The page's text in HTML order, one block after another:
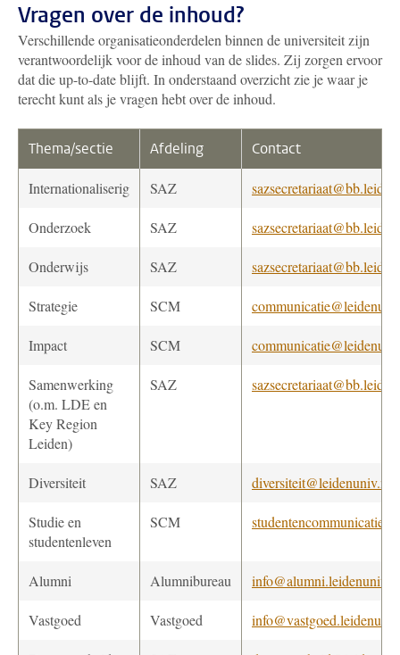
Vragen over de inhoud?
Verschillende organisatieonderdelen binnen de universiteit zijn
verantwoordelijk voor de inhoud van de slides. Zij zorgen ervoor
dat die up-to-date blijft. In onderstaand overzicht zie je waar je
terecht kunt als je vragen hebt over de inhoud.
Thema/sectie Afdeling Contact
Internationaliserig SAZ
Onderzoek SAZ
Onderwijs SAZ
Strategie SCM
Impact SCM
Samenwerking
(o.m. LDE en
Key Region
Leiden)
SAZ
Diversiteit SAZ diversiteit@leidenuniv.nl
Studie en
studentenleven
SCM
Alumni Alumnibureau info@alumni.leidenuniv.nl
Vastgoed Vastgoed